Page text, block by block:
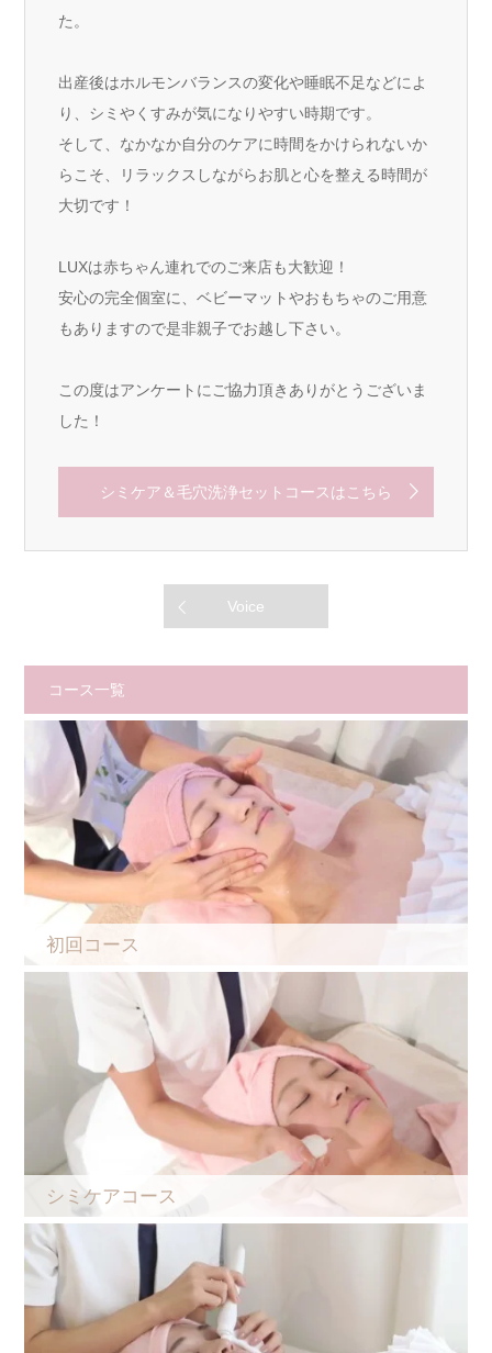
た。
出産後はホルモンバランスの変化や睡眠不足などによ
り、シミやくすみが気になりやすい時期です。
そして、なかなか自分のケアに時間をかけられないか
らこそ、リラックスしながらお肌と心を整える時間が
大切です！
LUXは赤ちゃん連れでのご来店も大歓迎！
安心の完全個室に、ベビーマットやおもちゃのご用意
もありますので是非親子でお越し下さい。
この度はアンケートにご協力頂きありがとうございま
した！
シミケア＆毛穴洗浄セットコースはこちら
Voice
コース一覧
初回コース
シミケアコース